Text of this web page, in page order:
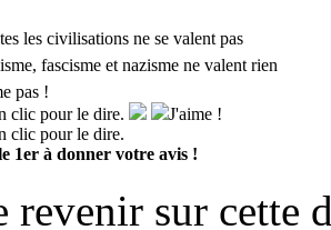
les civilisations ne se valent pas
fascisme et nazisme ne valent rien
pas !
clic pour le dire.
J'aime !
clic pour le dire.
1er à donner votre avis !
revenir sur cette